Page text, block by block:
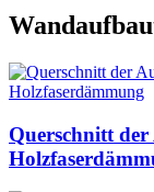
Querschnitt